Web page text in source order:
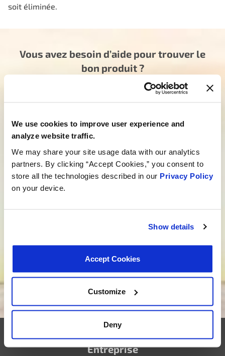
We use cookies to improve user experience and
analyze website traffic.
We may share your site usage data with our analytics
partners. By clicking “Accept Cookies,” you consent to
store all the technologies described in our Privacy Policy
on your device.
Show details
Accept Cookies
Customize
Deny
soit éliminée.
Vous avez besoin d’aide pour trouver le
bon produit ?
Notre équipe dévouée est là pour vous orienter
le produit idéal pour vos besoins. Votre voyage vers
une meilleure expérience commence ici.
Parlez à un spécialiste MotoRad
Vous cherchez un développement sur
donner vie à votre nouveau projet ? Cliquez ci-
dessous, et embarquons ensemble pour le
Nous voulons être votre fournisseur
Entreprise